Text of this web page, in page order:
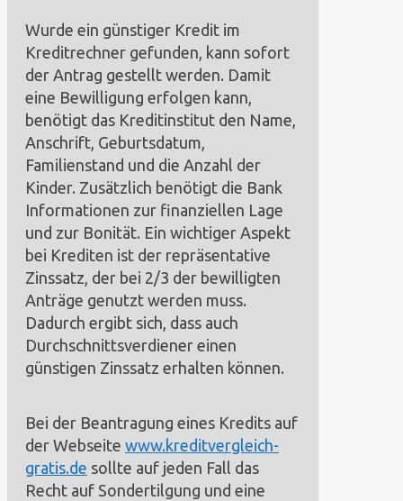
Wurde ein günstiger Kredit im
Kreditrechner gefunden, kann sofort
der Antrag gestellt werden. Damit
eine Bewilligung erfolgen kann,
benötigt das Kreditinstitut den Name,
Anschrift, Geburtsdatum,
Familienstand und die Anzahl der
Kinder. Zusätzlich benötigt die Bank
Informationen zur finanziellen Lage
und zur Bonität. Ein wichtiger Aspekt
bei Krediten ist der repräsentative
Zinssatz, der bei 2/3 der bewilligten
Anträge genutzt werden muss.
Dadurch ergibt sich, dass auch
Durchschnittsverdiener einen
günstigen Zinssatz erhalten können.
Bei der Beantragung eines Kredits auf
der Webseite www.kreditvergleich-
gratis.de sollte auf jeden Fall das
Recht auf Sondertilgung und eine